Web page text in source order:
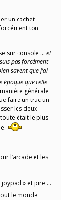
un cachet
ton
sur console … et
pas forcément
savent que j’ai
époque que celle
générale
faire un truc un
les deux
était le plus
l’arcade et les
joypad » et pire …
le monde